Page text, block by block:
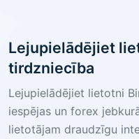
Lejupielādējiet
tirdzniecība
Lejupielādējiet lietotni
iespējas un forex
lietotājam draudzīgu